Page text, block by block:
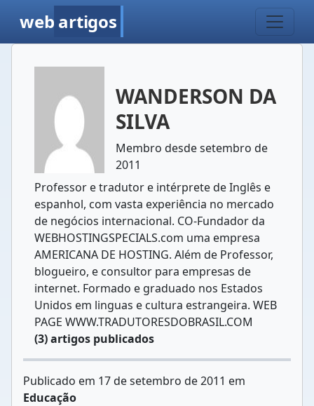
web artigos
WANDERSON DA
SILVA
Membro desde setembro de
2011
Professor e tradutor e intérprete de Inglês e
espanhol, com vasta experiência no mercado
de negócios internacional. CO-Fundador da
WEBHOSTINGSPECIALS.com uma empresa
AMERICANA DE HOSTING. Além de Professor,
blogueiro, e consultor para empresas de
internet. Formado e graduado nos Estados
Unidos em linguas e cultura estrangeira. WEB
PAGE WWW.TRADUTORESDOBRASIL.COM
(3) artigos publicados
Publicado em 17 de setembro de 2011 em
Educação